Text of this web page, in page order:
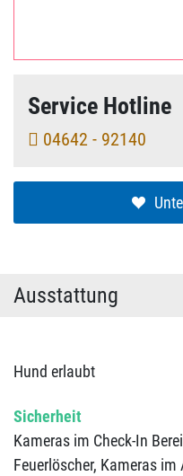
Service Hotline
04642 - 92140
Ausstattung
Hund erlaubt
Sicherheit
Kameras im Check-In
Feuerlöscher, Kameras im